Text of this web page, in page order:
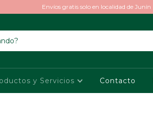
Envíos gratis solo en localidad de Junín
y Servicios Contacto